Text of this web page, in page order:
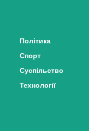
Політика
Спорт
Суспільство
Технології